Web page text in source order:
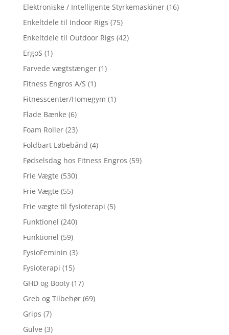
Elektroniske / Intelligente Styrkemaskiner (16)
Enkeltdele til Indoor Rigs (75)
Enkeltdele til Outdoor Rigs (42)
ErgoS (1)
Farvede vægtstænger (1)
Fitness Engros A/S (1)
Fitnesscenter/Homegym (1)
Flade Bænke (6)
Foam Roller (23)
Foldbart Løbebånd (4)
Fødselsdag hos Fitness Engros (59)
Frie Vægte (530)
Frie Vægte (55)
Frie vægte til fysioterapi (5)
Funktionel (240)
Funktionel (59)
FysioFeminin (3)
Fysioterapi (15)
GHD og Booty (17)
Greb og Tilbehør (69)
Grips (7)
Gulve (3)